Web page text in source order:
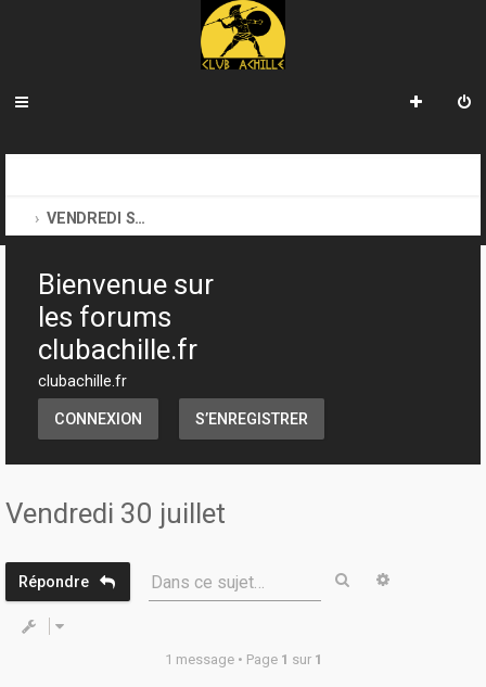
VENDREDI SOIR D'ACHILLE
Bienvenue sur
les forums
clubachille.fr
clubachille.fr
CONNEXION S’ENREGISTRER
Vendredi 30 juillet
Répondre Dans ce sujet… Rechercher
1 message • Page 1 sur 1